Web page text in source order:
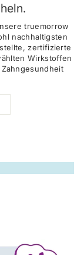
truemorrow
nachhaltigsten
zertifizierte
Wirkstoffen